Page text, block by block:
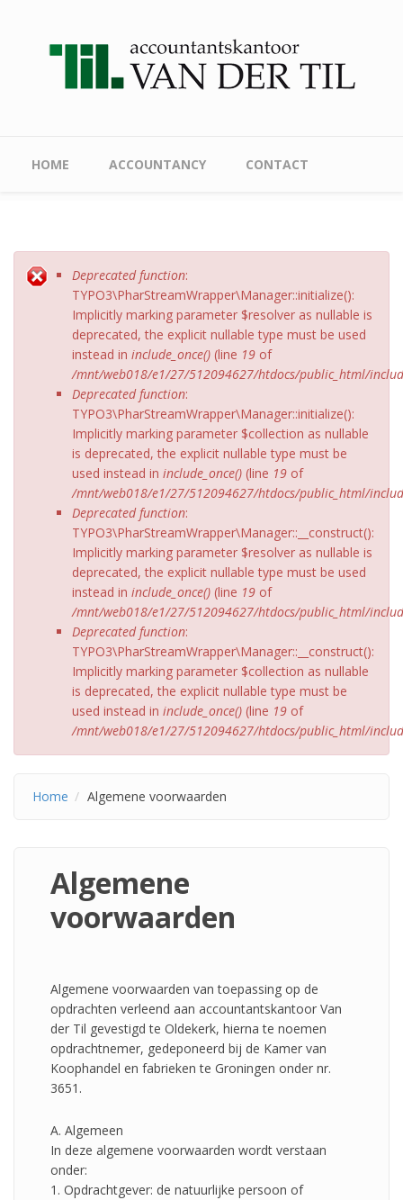
Main menu
HOME ACCOUNTANCY CONTACT
Error message
Deprecated function:
TYPO3\PharStreamWrapper\Manager::initialize():
Implicitly marking parameter $resolver as nullable is
deprecated, the explicit nullable type must be used
instead in include_once() (line 19 of
/mnt/web018/e1/27/512094627/htdocs/public_html/
Deprecated function:
TYPO3\PharStreamWrapper\Manager::initialize():
Implicitly marking parameter $collection as nullable
is deprecated, the explicit nullable type must be
used instead in include_once() (line 19 of
/mnt/web018/e1/27/512094627/htdocs/public_html/
Deprecated function:
TYPO3\PharStreamWrapper\Manager::__construct():
Implicitly marking parameter $resolver as nullable is
deprecated, the explicit nullable type must be used
instead in include_once() (line 19 of
/mnt/web018/e1/27/512094627/htdocs/public_html/
Deprecated function:
TYPO3\PharStreamWrapper\Manager::__construct():
Implicitly marking parameter $collection as nullable
is deprecated, the explicit nullable type must be
used instead in include_once() (line 19 of
/mnt/web018/e1/27/512094627/htdocs/public_html/
Home Algemene voorwaarden
Algemene
voorwaarden
Algemene voorwaarden van toepassing op de
opdrachten verleend aan accountantskantoor Van
der Til gevestigd te Oldekerk, hierna te noemen
opdrachtnemer, gedeponeerd bij de Kamer van
Koophandel en fabrieken te Groningen onder nr.
3651.
A. Algemeen
In deze algemene voorwaarden wordt verstaan
onder:
1. Opdrachtgever: de natuurlijke persoon of